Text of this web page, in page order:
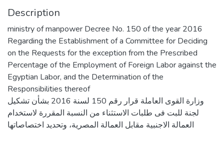
Description
ministry of manpower Decree No. 150 of the year 2016
Regarding the Establishment of a Committee for Deciding
on the Requests for the exception from the Prescribed
Percentage of the Employment of Foreign Labor against the
Egyptian Labor, and the Determination of the
Responsibilities thereof
وزارة القوى العاملة قرار رقم 150 لسنة 2016 بشأن تشكيل
لجنة للبت فى طلبات الاستثناء من النسبة المقررة لاستخدام